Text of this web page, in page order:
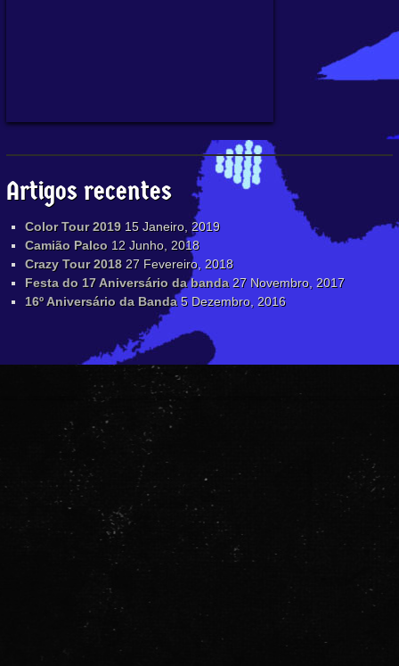
Artigos recentes
Color Tour 2019 15 Janeiro, 2019
Camião Palco 12 Junho, 2018
Crazy Tour 2018 27 Fevereiro, 2018
Festa do 17 Aniversário da banda 27 Novembro, 2017
16º Aniversário da Banda 5 Dezembro, 2016